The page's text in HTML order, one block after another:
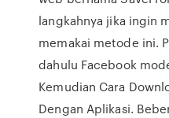
langkahnya jika ingin
memakai metode ini.
dahulu Facebook
Kemudian Cara
Dengan Aplikasi.